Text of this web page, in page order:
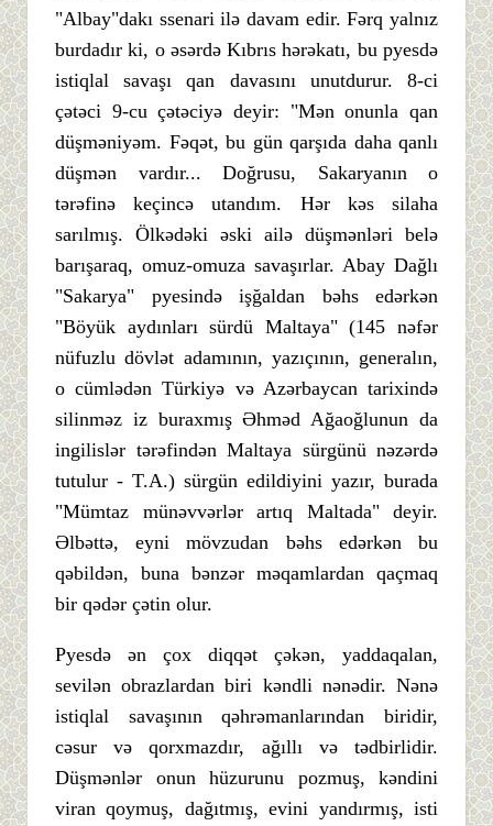
"Albay"dakı ssenari ilə davam edir. Fərq yalnız
burdadır ki, o əsərdə Kıbrıs hərəkatı, bu pyesdə
istiqlal savaşı qan davasını unutdurur. 8-ci
çətəci 9-cu çətəciyə deyir: "Mən onunla qan
düşməniyəm. Fəqət, bu gün qarşıda daha qanlı
düşmən vardır... Doğrusu, Sakaryanın o
tərəfinə keçincə utandım. Hər kəs silaha
sarılmış. Ölkədəki əski ailə düşmənləri belə
barışaraq, omuz-omuza savaşırlar. Abay Dağlı
"Sakarya" pyesində işğaldan bəhs edərkən
"Böyük aydınları sürdü Maltaya" (145 nəfər
nüfuzlu dövlət adamının, yazıçının, generalın,
o cümlədən Türkiyə və Azərbaycan tarixində
silinməz iz buraxmış Əhməd Ağaoğlunun da
ingilislər tərəfindən Maltaya sürgünü nəzərdə
tutulur - T.A.) sürgün edildiyini yazır, burada
"Mümtaz münəvvərlər artıq Maltada" deyir.
Əlbəttə, eyni mövzudan bəhs edərkən bu
qəbildən, buna bənzər məqamlardan qaçmaq
bir qədər çətin olur.
Pyesdə ən çox diqqət çəkən, yaddaqalan,
sevilən obrazlardan biri kəndli nənədir. Nənə
istiqlal savaşının qəhrəmanlarından biridir,
cəsur və qorxmazdır, ağıllı və tədbirlidir.
Düşmənlər onun hüzurunu pozmuş, kəndini
viran qoymuş, dağıtmış, evini yandırmış, isti